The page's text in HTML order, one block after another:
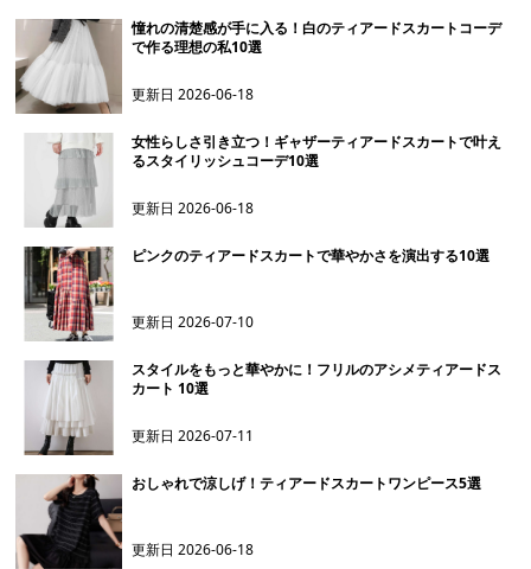
憧れの清楚感が手に入る！白のティアードスカートコーデ
で作る理想の私10選
更新日2026-06-18
女性らしさ引き立つ！ギャザーティアードスカートで叶え
るスタイリッシュコーデ10選
更新日2026-06-18
ピンクのティアードスカートで華やかさを演出する10選
更新日2026-07-10
スタイルをもっと華やかに！フリルのアシメティアードス
カート 10選
更新日2026-07-11
おしゃれで涼しげ！ティアードスカートワンピース5選
更新日2026-06-18